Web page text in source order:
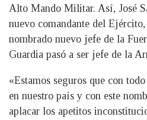
Alto Mando Militar. Así, José
nuevo comandante del
nombrado nuevo jefe de la
Guardia pasó a ser jefe de la
«Estamos seguros que con
en nuestro país y con este
aplacar los apetitos